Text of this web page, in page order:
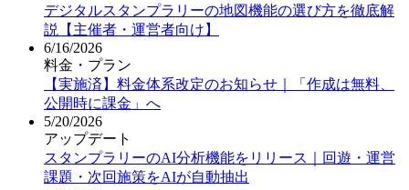
デジタルスタンプラリーの地図機能の選び方を徹底解
説【主催者・運営者向け】
6/16/2026
料金・プラン
【実施済】料金体系改定のお知らせ｜「作成は無料、
公開時に課金」へ
5/20/2026
アップデート
スタンプラリーのAI分析機能をリリース｜回遊・運営
課題・次回施策をAIが自動抽出